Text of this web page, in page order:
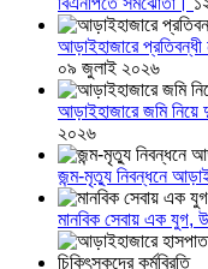
আড়াইহাজারে
০৯ জুলাই ২০২৬
আড়াইহাজারে জমি
২০২৬
জন্ম-মৃত্যু নিবন্ধনে
মানবিক সেবায় এক যুগ,